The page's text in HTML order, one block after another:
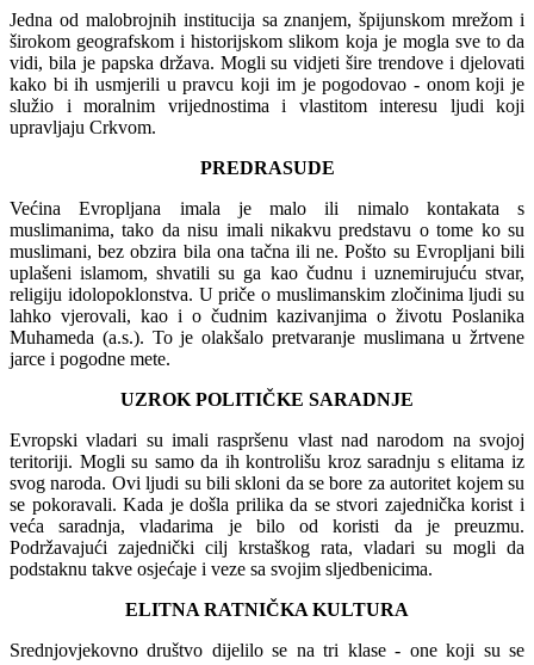
Jedna od malobrojnih institucija sa znanjem, špijunskom mrežom i
širokom geografskom i historijskom slikom koja je mogla sve to da
vidi, bila je papska država. Mogli su vidjeti šire trendove i djelovati
kako bi ih usmjerili u pravcu koji im je pogodovao - onom koji je
služio i moralnim vrijednostima i vlastitom interesu ljudi koji
upravljaju Crkvom.
PREDRASUDE
Većina Evropljana imala je malo ili nimalo kontakata s
muslimanima, tako da nisu imali nikakvu predstavu o tome ko su
muslimani, bez obzira bila ona tačna ili ne. Pošto su Evropljani bili
uplašeni islamom, shvatili su ga kao čudnu i uznemirujuću stvar,
religiju idolopoklonstva. U priče o muslimanskim zločinima ljudi su
lahko vjerovali, kao i o čudnim kazivanjima o životu Poslanika
Muhameda (a.s.). To je olakšalo pretvaranje muslimana u žrtvene
jarce i pogodne mete.
UZROK POLITIČKE SARADNJE
Evropski vladari su imali raspršenu vlast nad narodom na svojoj
teritoriji. Mogli su samo da ih kontrolišu kroz saradnju s elitama iz
svog naroda. Ovi ljudi su bili skloni da se bore za autoritet kojem su
se pokoravali. Kada je došla prilika da se stvori zajednička korist i
veća saradnja, vladarima je bilo od koristi da je preuzmu.
Podržavajući zajednički cilj krstaškog rata, vladari su mogli da
podstaknu takve osjećaje i veze sa svojim sljedbenicima.
ELITNA RATNIČKA KULTURA
Srednjovjekovno društvo dijelilo se na tri klase - one koji su se